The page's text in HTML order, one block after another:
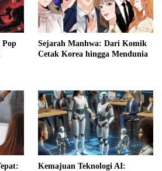
Pop
Sejarah Manhwa: Dari Komik
Cetak Korea hingga Mendunia
Kemajuan Teknologi AI: